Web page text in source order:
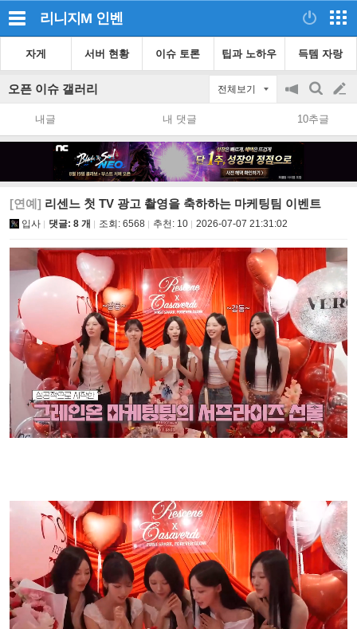
리니지M 인벤
자게 서버 현황 이슈 토론 팁과 노하우 득템 자랑
오픈 이슈 갤러리 전체보기
공
지
on/off
검
색
글
쓰
내글 내 댓글 10추글
[연예] 리센느 첫 TV 광고 촬영을 축하하는 마케팅팀 이벤트
입사 댓글: 8 개 조회: 6568 추천: 10 2026-07-07 21:31:02